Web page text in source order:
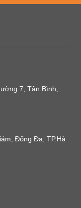
7, Tân Bình,
Đống Đa, TP.Hà